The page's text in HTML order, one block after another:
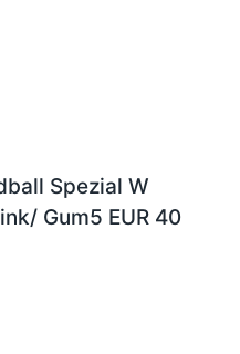
Spezial W
Gum5 EUR 40